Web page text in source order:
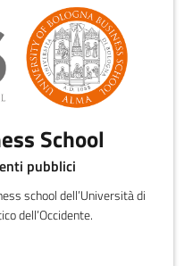
School
pubblici
school dell’Università di
dell’Occidente.